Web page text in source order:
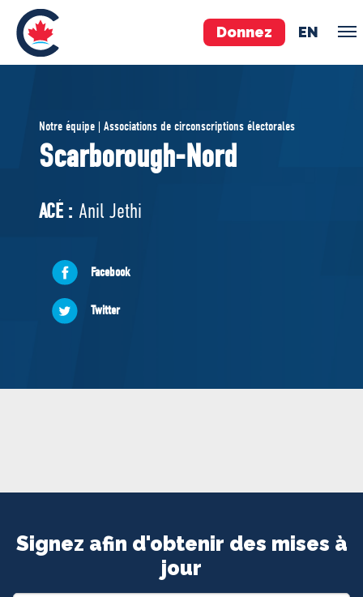
Donnez EN
ÉQUIPE
Pierre Poilievre
Vos députés conservateurs
Cabinet fantôme
Exécutif national
À PROPOS
Documents constitutifs
Notre équipe | Associations de circonscriptions électorales
Scarborough-Nord
ACÉ : Anil Jethi
Facebook
Twitter
Signez afin d'obtenir des mises à
jour